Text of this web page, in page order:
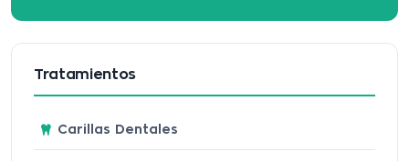
Tratamientos
Carillas Dentales